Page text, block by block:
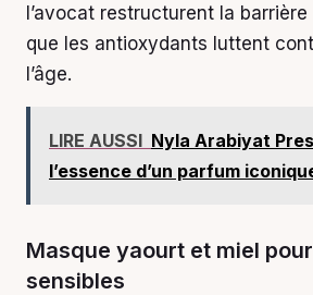
l’avocat restructurent la
que les antioxydants luttent
l’âge.
LIRE AUSSI Nyla Arabiyat
l’essence d’un parfum
Masque yaourt et miel
sensibles